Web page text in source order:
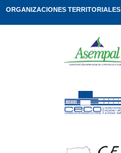
ORGANIZACIONES TERRITORIALES